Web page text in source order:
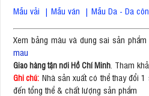
Mẫu vải | Mẫu ván | Mẫu Da - Da
Xem bảng màu và dung sai sản phẩm
mau
Giao hàng tận nơi Hồ Chí Minh . Tham
Ghi chú: Nhà sản xuất có thể thay đổi
đến tổng thể & chất lượng sản phẩm